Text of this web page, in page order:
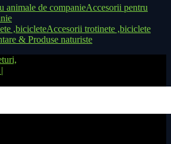
Accesorii pentru
Accesorii trotinete ,biciclete
& Produse naturiste